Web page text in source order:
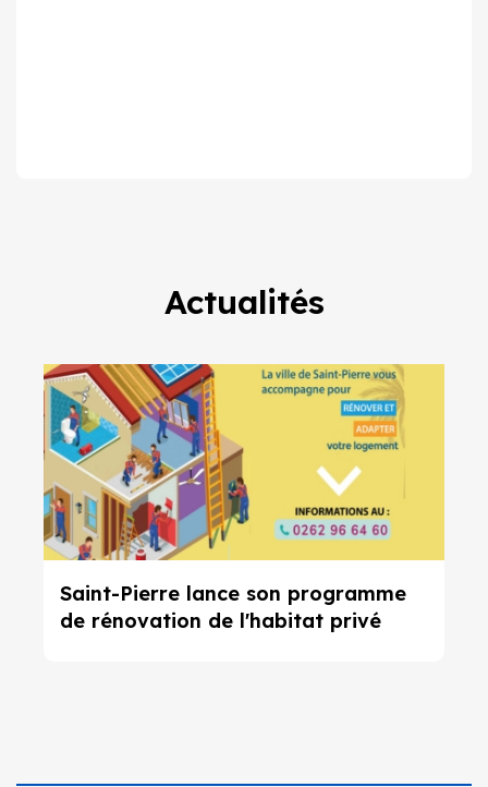
Actualités
Saint-Pierre lance son programme
de rénovation de l'habitat privé